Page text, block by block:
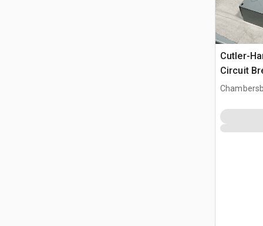
Cutler-
Circuit